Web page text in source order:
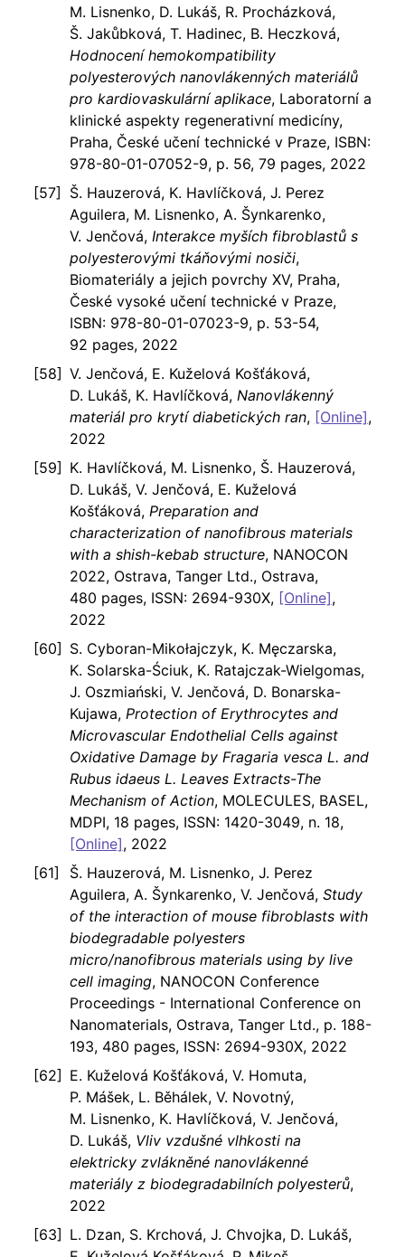
M. Lisnenko, D. Lukáš, R. Procházková,
Š. Jakůbková, T. Hadinec, B. Heczková,
Hodnocení hemokompatibility
polyesterových nanovlákenných materiálů
pro kardiovaskulární aplikace, Laboratorní a
klinické aspekty regenerativní medicíny,
Praha, České učení technické v Praze, ISBN:
978-80-01-07052-9, p. 56, 79 pages, 2022
Š. Hauzerová, K. Havlíčková, J. Perez
Aguilera, M. Lisnenko, A. Šynkarenko,
V. Jenčová, Interakce myších fibroblastů s
polyesterovými tkáňovými nosiči,
Biomateriály a jejich povrchy XV, Praha,
České vysoké učení technické v Praze,
ISBN: 978-80-01-07023-9, p. 53-54,
92 pages, 2022
V. Jenčová, E. Kuželová Košťáková,
D. Lukáš, K. Havlíčková, Nanovlákenný
materiál pro krytí diabetických ran, [Online],
2022
K. Havlíčková, M. Lisnenko, Š. Hauzerová,
D. Lukáš, V. Jenčová, E. Kuželová
Košťáková, Preparation and
characterization of nanofibrous materials
with a shish-kebab structure, NANOCON
2022, Ostrava, Tanger Ltd., Ostrava,
480 pages, ISSN: 2694-930X, [Online],
2022
S. Cyboran-Mikołajczyk, K. Męczarska,
K. Solarska-Ściuk, K. Ratajczak-Wielgomas,
J. Oszmiański, V. Jenčová, D. Bonarska-
Kujawa, Protection of Erythrocytes and
Microvascular Endothelial Cells against
Oxidative Damage by Fragaria vesca L. and
Rubus idaeus L. Leaves Extracts-The
Mechanism of Action, MOLECULES, BASEL,
MDPI, 18 pages, ISSN: 1420-3049, n. 18,
[Online], 2022
Š. Hauzerová, M. Lisnenko, J. Perez
Aguilera, A. Šynkarenko, V. Jenčová, Study
of the interaction of mouse fibroblasts with
biodegradable polyesters
micro/nanofibrous materials using by live
cell imaging, NANOCON Conference
Proceedings - International Conference on
Nanomaterials, Ostrava, Tanger Ltd., p. 188-
193, 480 pages, ISSN: 2694-930X, 2022
E. Kuželová Košťáková, V. Homuta,
P. Mášek, L. Běhálek, V. Novotný,
M. Lisnenko, K. Havlíčková, V. Jenčová,
D. Lukáš, Vliv vzdušné vlhkosti na
elektricky zvlákněné nanovlákenné
materiály z biodegradabilních polyesterů,
2022
L. Dzan, S. Krchová, J. Chvojka, D. Lukáš,